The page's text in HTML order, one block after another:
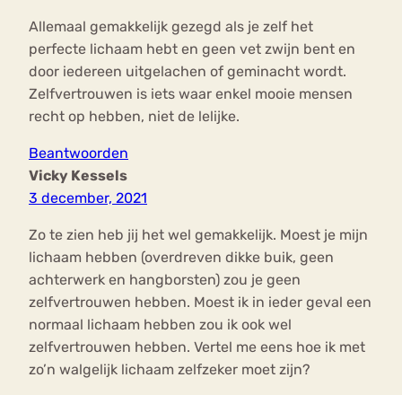
Allemaal gemakkelijk gezegd als je zelf het
perfecte lichaam hebt en geen vet zwijn bent en
door iedereen uitgelachen of geminacht wordt.
Zelfvertrouwen is iets waar enkel mooie mensen
recht op hebben, niet de lelijke.
Beantwoorden
Vicky Kessels
3 december, 2021
Zo te zien heb jij het wel gemakkelijk. Moest je mijn
lichaam hebben (overdreven dikke buik, geen
achterwerk en hangborsten) zou je geen
zelfvertrouwen hebben. Moest ik in ieder geval een
normaal lichaam hebben zou ik ook wel
zelfvertrouwen hebben. Vertel me eens hoe ik met
zo’n walgelijk lichaam zelfzeker moet zijn?